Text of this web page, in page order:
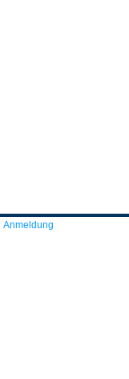
Anmeldung